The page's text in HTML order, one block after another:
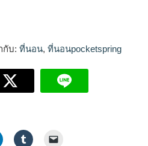
กับ: ที่นอน, ที่นอนpocketspring